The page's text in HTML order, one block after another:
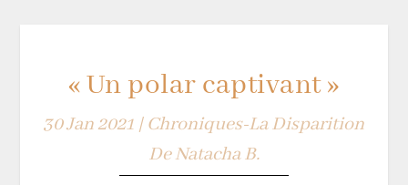
« Un polar captivant »
30 Jan 2021 | Chroniques-La Disparition
De Natacha B.